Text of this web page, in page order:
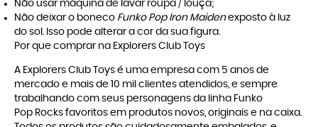
Não usar máquina de lavar roupa / louça;
Não deixar o boneco Funko Pop Iron Maidenexposto à luz
do sol. Isso pode alterar a cor da sua figura.
Por que comprar na Explorers Club Toys
A Explorers Club Toys é uma empresa com 5 anos de
mercado e mais de 10 mil clientes atendidos, e sempre
trabalhando com seus personagens da linha Funko
Pop Rocks favoritos em produtos novos, originais e na caixa.